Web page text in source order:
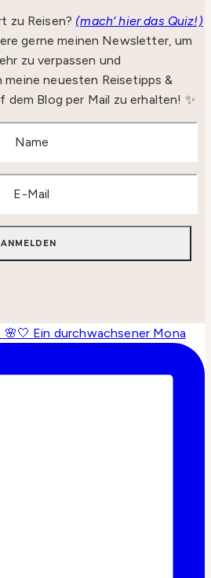
zu Reisen? (mach‘ hier das Quiz!)
gerne meinen Newsletter, um
zu verpassen und
neuesten Reisetipps &
dem Blog per Mail zu erhalten! ✨
Ein durchwachsener Mona